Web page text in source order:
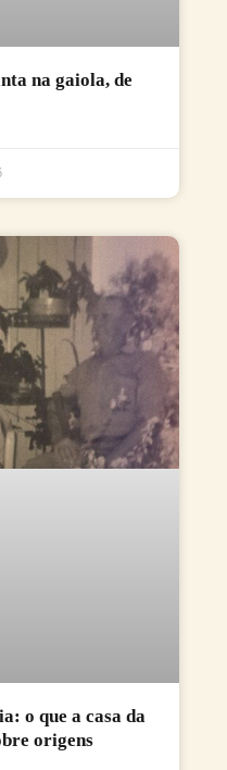
na gaiola, de
o que a casa da
origens